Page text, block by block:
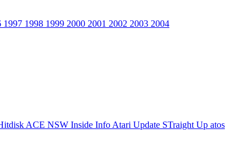
1997 1998 1999 2000 2001 2002 2003 2004
ACE NSW Inside Info Atari Update STraight Up atos